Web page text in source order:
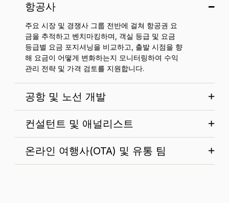
항공사
주요 시장 및 경쟁사 그룹 전반에 걸쳐 항공권 요
금을 추적하고 벤치마킹하며, 객실 등급 및 요금
등급별 요금 포지셔닝을 비교하고, 출발 시점을 향
해 요금이 어떻게 변화하는지 모니터링하여 수익
관리 전략 및 가격 검토를 지원합니다.
공항 및 노선 개발
컨설턴트 및 애널리스트
온라인 여행사(OTA) 및 유통 팀